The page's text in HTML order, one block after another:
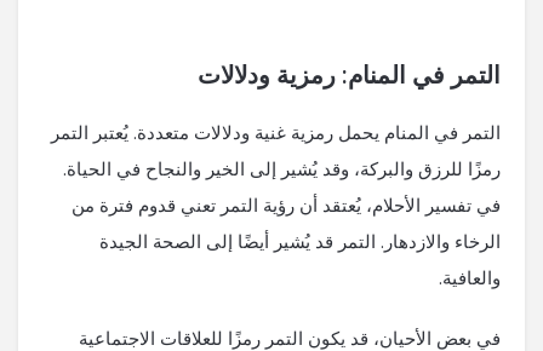
التمر في المنام: رمزية ودلالات
التمر في المنام يحمل رمزية غنية ودلالات متعددة. يُعتبر التمر
رمزًا للرزق والبركة، وقد يُشير إلى الخير والنجاح في الحياة.
في تفسير الأحلام، يُعتقد أن رؤية التمر تعني قدوم فترة من
الرخاء والازدهار. التمر قد يُشير أيضًا إلى الصحة الجيدة
والعافية.
في بعض الأحيان، قد يكون التمر رمزًا للعلاقات الاجتماعية